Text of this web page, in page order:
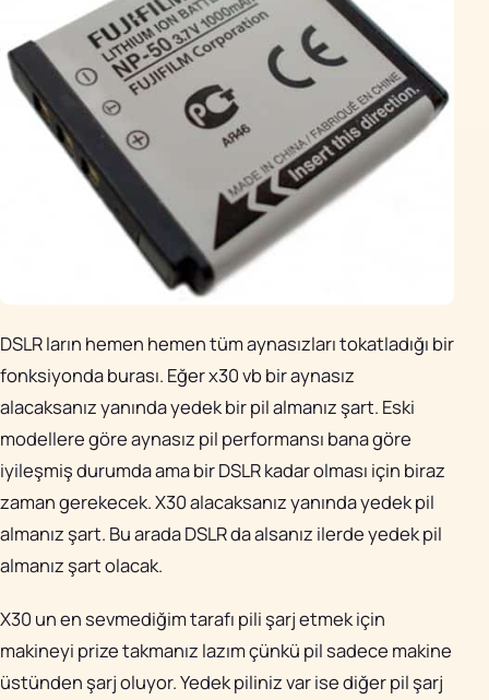
DSLR ların hemen hemen tüm aynasızları tokatladığı bir
fonksiyonda burası. Eğer x30 vb bir aynasız
alacaksanız yanında yedek bir pil almanız şart. Eski
modellere göre aynasız pil performansı bana göre
iyileşmiş durumda ama bir DSLR kadar olması için biraz
zaman gerekecek. X30 alacaksanız yanında yedek pil
almanız şart. Bu arada DSLR da alsanız ilerde yedek pil
almanız şart olacak.
X30 un en sevmediğim tarafı pili şarj etmek için
makineyi prize takmanız lazım çünkü pil sadece makine
üstünden şarj oluyor. Yedek piliniz var ise diğer pil şarj